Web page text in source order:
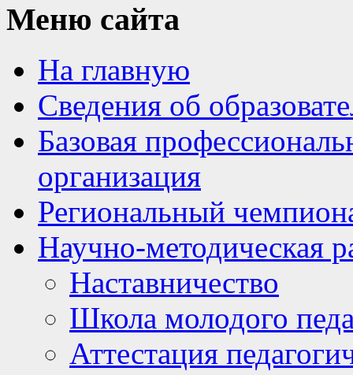
Меню сайта
На главную
Сведения об
Базовая
организация
Региональный
Научно-методическая
Наставничество
Школа молодого
Аттестация